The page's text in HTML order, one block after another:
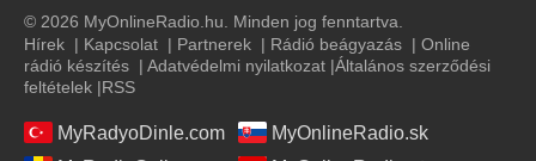
© 2026 MyOnlineRadio.hu. Minden jog fenntartva.
Hírek | Kapcsolat | Partnerek | Rádió beágyazás | Online
rádió készítés | Adatvédelmi nyilatkozat |Általános szerződési
feltételek |RSS
MyRadyoDinle.com
MyOnlineRadio.sk